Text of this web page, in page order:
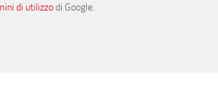
di utilizzodi Google.